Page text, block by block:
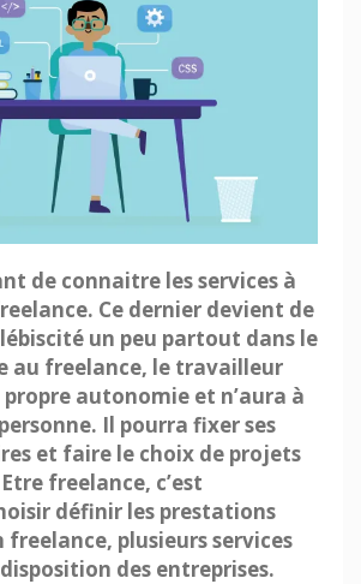
de connaitre les services à
Ce dernier devient de
un peu partout dans le
au freelance, le travailleur
propre autonomie et n’aura à
Il pourra fixer ses
et faire le choix de projets
freelance, c’est
définir les prestations
freelance, plusieurs services
des entreprises.